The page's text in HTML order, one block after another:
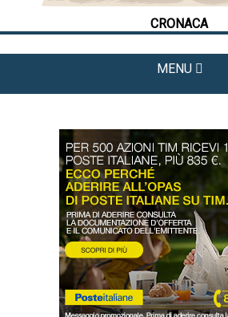
CRONACA
MENU
METEO
CULTURA
DAL TERRITORIO
OROSCOPO
LA PIAZZA
ANIMALI
OCCHIO ALLA TRUFFA
NECROLOGI